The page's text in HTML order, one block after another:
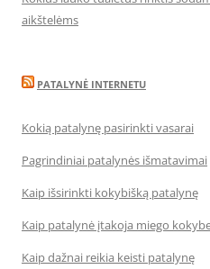
aikštelėms
PATALYNĖ INTERNETU
Kokią patalynę pasirinkti vasarai
Pagrindiniai patalynės išmatavimai
Kaip išsirinkti kokybišką patalynę
Kaip patalynė įtakoja miego
Kaip dažnai reikia keisti patalynę